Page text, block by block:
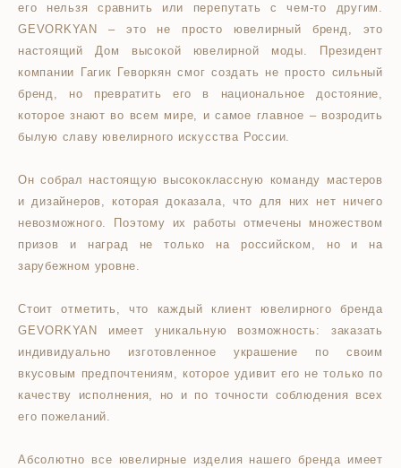
его нельзя сравнить или перепутать с чем-то другим.
GEVORKYAN – это не просто ювелирный бренд, это
настоящий Дом высокой ювелирной моды. Президент
компании Гагик Геворкян смог создать не просто сильный
бренд, но превратить его в национальное достояние,
которое знают во всем мире, и самое главное – возродить
былую славу ювелирного искусства России.
Он собрал настоящую высококлассную команду мастеров
и дизайнеров, которая доказала, что для них нет ничего
невозможного. Поэтому их работы отмечены множеством
призов и наград не только на российском, но и на
зарубежном уровне.
Стоит отметить, что каждый клиент ювелирного бренда
GEVORKYAN имеет уникальную возможность: заказать
индивидуально изготовленное украшение по своим
вкусовым предпочтениям, которое удивит его не только по
качеству исполнения, но и по точности соблюдения всех
его пожеланий.
Абсолютно все ювелирные изделия нашего бренда имеет